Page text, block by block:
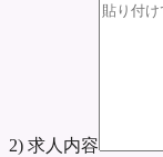
2) 求人内容